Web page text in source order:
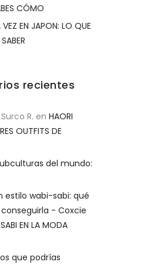
CÓMO
VEZ EN JAPON: LO QUE
recientes
R. en HAORI
OUTFITS DE
del mundo:
estilo wabi-sabi: qué
- Coxcie
EN LA MODA
que podrías